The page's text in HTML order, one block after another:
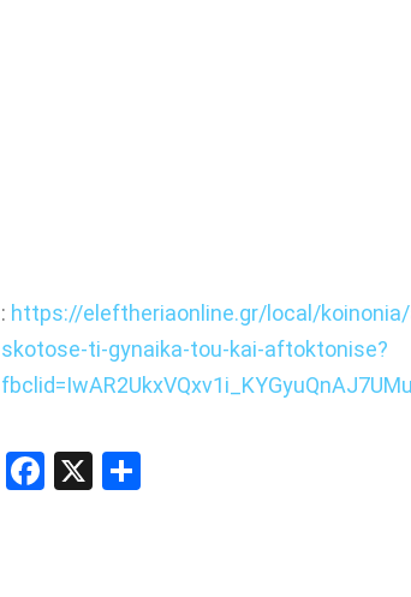
: https://eleftheriaonline.gr/local/
skotose-ti-gynaika-tou-kai-aftoktonise?
Facebook
X Share